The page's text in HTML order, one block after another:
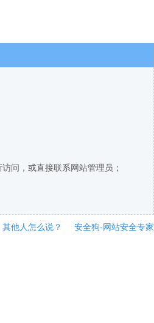
问，或直接联系网站管理员；
其他人怎么说？ 安全狗-网站安全专家